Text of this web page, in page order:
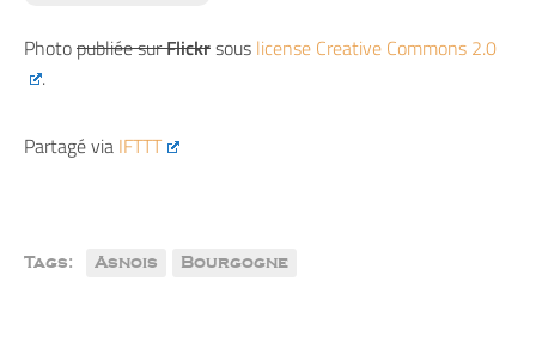
Photopubliée surFlickrsous license Creative Commons 2.0
.
Partagé via IFTTT
Tags: Asnois Bourgogne